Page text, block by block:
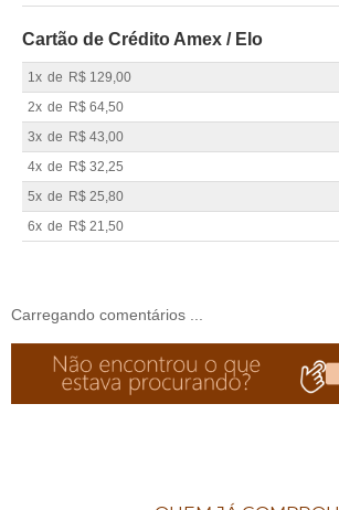
Cartão de Crédito Amex / Elo
1x de R$ 129,00
2x de R$ 64,50
3x de R$ 43,00
4x de R$ 32,25
5x de R$ 25,80
6x de R$ 21,50
Carregando comentários ...